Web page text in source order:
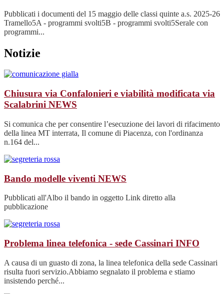
Pubblicati i documenti del 15 maggio delle classi quinte a.s. 2025-26
Tramello5A - programmi svolti5B - programmi svolti5Serale con
programmi...
Notizie
Chiusura via Confalonieri e viabilità modificata via
Scalabrini NEWS
Si comunica che per consentire l’esecuzione dei lavori di rifacimento
della linea MT interrata, Il comune di Piacenza, con l'ordinanza
n.164 del...
Bando modelle viventi NEWS
Pubblicati all'Albo il bando in oggetto Link diretto alla
pubblicazione
Problema linea telefonica - sede Cassinari INFO
A causa di un guasto di zona, la linea telefonica della sede Cassinari
risulta fuori servizio.Abbiamo segnalato il problema e stiamo
insistendo perché...